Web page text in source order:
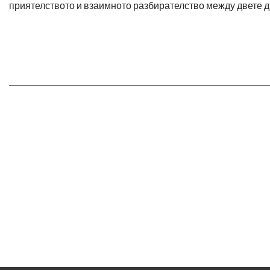
приятелството и взаимното разбирателство между двете